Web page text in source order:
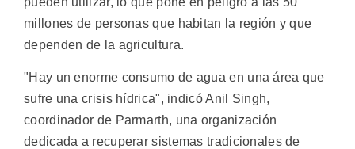
millones de personas que habitan la región y que
dependen de la agricultura.
"Hay un enorme consumo de agua en una área que
sufre una crisis hídrica", indicó Anil Singh,
coordinador de Parmarth, una organización
dedicada a recuperar sistemas tradicionales de